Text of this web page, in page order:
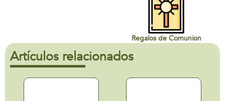
Regalos de Comunion
Artículos relacionados